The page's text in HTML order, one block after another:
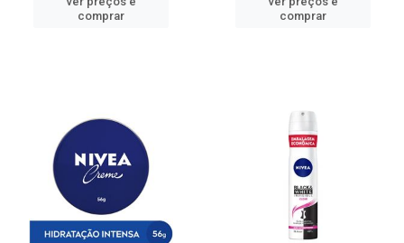
comprar
comprar